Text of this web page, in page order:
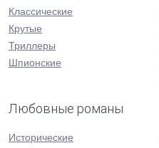
Классические
Крутые
Триллеры
Шпионские
Любовные романы
Исторические